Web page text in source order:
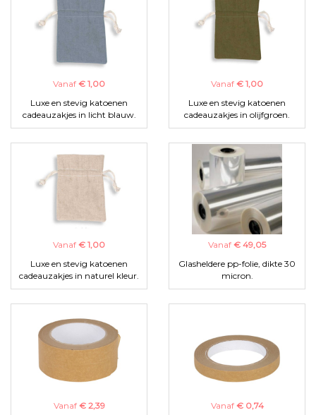
Vanaf € 1,00
Luxe en stevig katoenen
cadeauzakjes in licht blauw.
Vanaf € 1,00
Luxe en stevig katoenen
cadeauzakjes in olijfgroen.
Vanaf € 1,00
Luxe en stevig katoenen
cadeauzakjes in naturel kleur.
Vanaf € 49,05
Glasheldere pp-folie, dikte 30
micron.
Vanaf € 2,39
Vanaf € 0,74